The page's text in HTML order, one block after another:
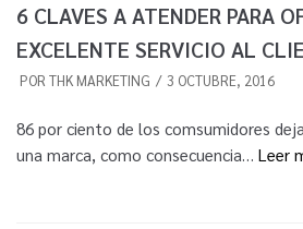
6 CLAVES A ATENDER PARA
EXCELENTE SERVICIO AL
POR THK MARKETING 3 OCTUBRE, 2016
86 por ciento de los comsumidores
una marca, como consecuencia… Leer